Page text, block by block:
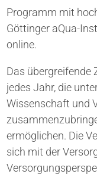
Programm mit
Göttinger aQua-
online.
Das übergreifende
jedes Jahr, die
Wissenschaft und
ermöglichen. Die
sich mit der